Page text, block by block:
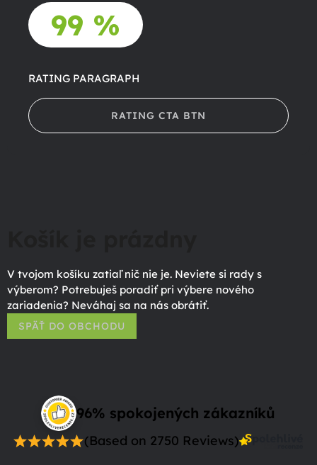
99 %
RATING PARAGRAPH
RATING CTA BTN
V tvojom košíku zatiaľ nič nie je. Neviete si rady s
výberom? Potrebuješ poradiť pri výbere nového
zariadenia? Neváhaj sa na nás obrátiť.
SPÄŤ DO OBCHODU
96% spokojených zákazníků
(Based on 2750 Reviews)